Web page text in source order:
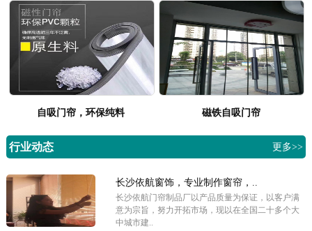
自吸门帘，环保纯料 磁铁自吸门帘
行业动态 更多>>
长沙依航窗饰，专业制作窗帘，..
长沙依航门帘制品厂以产品质量为保证，以客户满
意为宗旨，努力开拓市场，现以在全国二十多个大
中城市建..